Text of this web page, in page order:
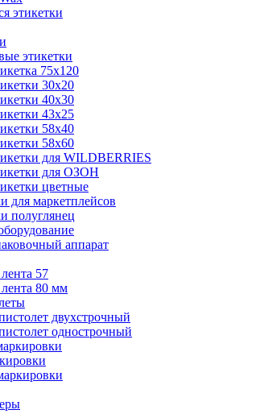
этикетки
этикетки
75х120
30х20
40х30
43х25
58х40
58х60
для WILDBERRIES
для ОЗОН
цветные
для маркетплейсов
полуглянец
аппарат
57
лента 80 мм
двухстрочный
однострочный